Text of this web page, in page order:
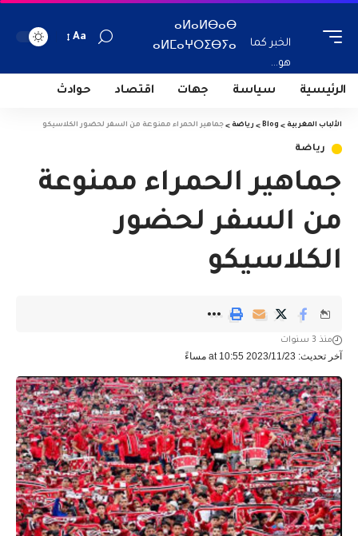
الخبر كما
هو...
ⴰⵍⴰⵍⴱⴰⴱ
ⴰⵍⵎⴰⵖⵔⵉⴱⵢⴰ
Aa
الرئيسية سياسة جهات اقتصاد حوادث
الألباب المغربية >
Blog
> رياضة > جماهير الحمراء ممنوعة من السفر لحضور الكلاسيكو
رياضة
جماهير الحمراء ممنوعة
من السفر لحضور
الكلاسيكو
آخر تحديث: 2023/11/23 at 10:55 مساءً
منذ 3 سنوات